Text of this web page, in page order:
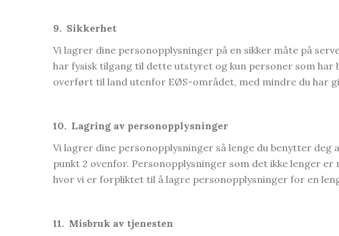
9. Sikkerhet
Vi lagrer dine personopplysninger på en sikker måte på
har fysisk tilgang til dette utstyret og kun personer som
overført til land utenfor EØS-området, med mindre du har
10. Lagring av personopplysninger
Vi lagrer dine personopplysninger så lenge du benytter
punkt 2 ovenfor. Personopplysninger som det ikke lenger
hvor vi er forpliktet til å lagre personopplysninger for en
11. Misbruk av tjenesten